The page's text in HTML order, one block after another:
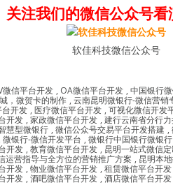
关注我们的微信公众号看
软佳科技微信公众号
微信平台开发 , OA微信平台开发 , 中国银行
，微贺卡的制作 , 云南昆明微银行-微信营销
开发 , 医疗微信平台开发 , 可视化微信开发
开发 , 家政微信平台开发 , 建行云南省分行
慧型微银行 , 微信公众号交易平台开发搭建 ,
微银行-微信开发平台 , 微银行中国银行微银行
开发 , 教育微信平台开发 , 昆明一站式微信
运营指导与全方位的营销推广方案 , 昆明本
开发 , 物业微信平台开发 , 租赁微信平台开发
开发 , 酒吧微信平台开发 , 酒店微信平台开发